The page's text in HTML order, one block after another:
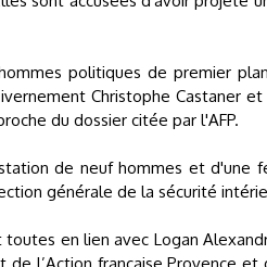
politiques de premier
Christophe Castaner et
du dossier citée par l'AFP.
de neuf hommes et d'une
générale de la sécurité
en lien avec Logan